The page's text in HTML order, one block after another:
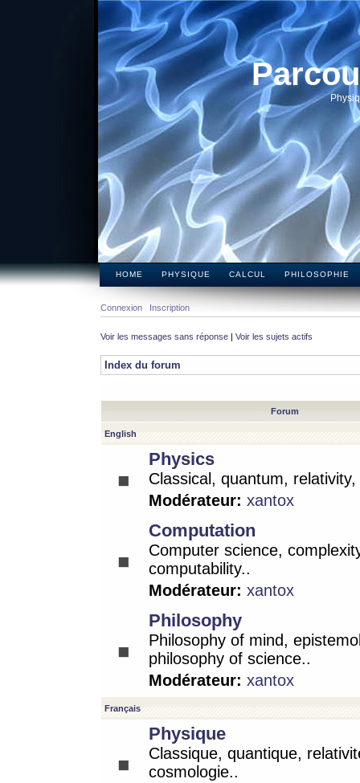
HOME PHYSIQUE CALCUL PHILOSOPHIE
Connexion Inscription
Voir les messages sans réponse | Voir les sujets actifs
Index du forum
Forum
English
Physics
Classical, quantum,
Modérateur: xantox
Computation
Computer science,
computability..
Modérateur: xantox
Philosophy
Philosophy of mind,
philosophy of science..
Modérateur: xantox
Français
Physique
Classique, quantique,
cosmologie..